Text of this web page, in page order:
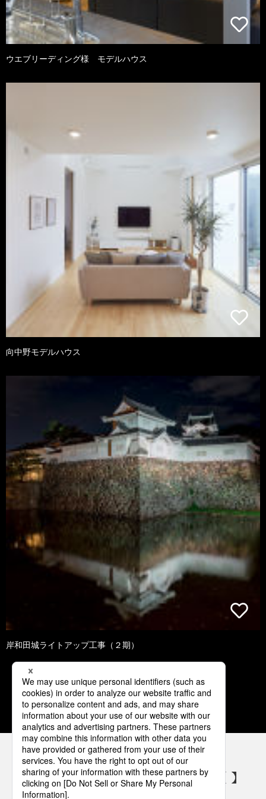
ウエブリーディング様 モデルハウス
向中野モデルハウス
岸和田城ライトアップ工事（２期）
1 2 3 4 5
パナソニックの電気設備 SNSアカウント